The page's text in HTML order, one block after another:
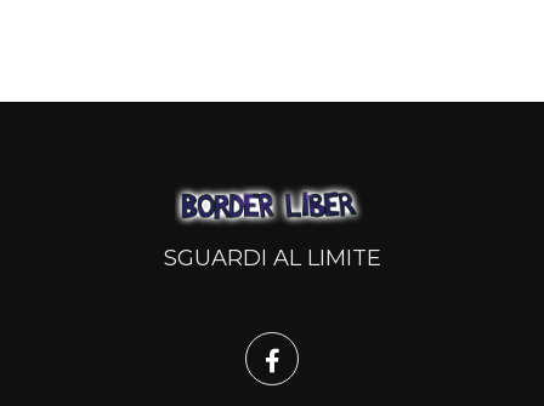
SGUARDI AL LIMITE